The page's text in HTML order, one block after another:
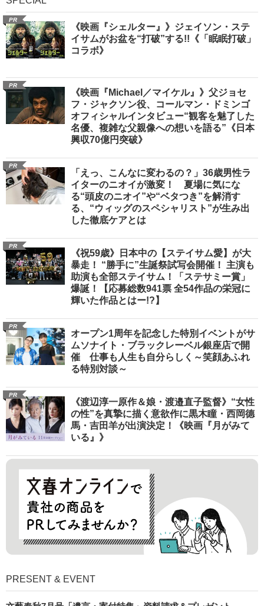
PR
《映画『シェルター』》ジェイソン・ステ
イサムがお盆を“打破”する!!《「眠眠打破」
コラボ》
PR
《映画『Michael／マイケル』》父ジョセ
フ・ジャクソン役、コールマン・ドミンゴ
オフィシャルインタビュー“観客を魅了した
名優、複雑な父親像への想いを語る”《日本
興収70億円突破》
PR
「えっ、こんなに変わるの？」36歳男性ラ
イターのニオイが激変！ 夏場に気にな
る“頭皮のニオイ”や“ベタつき”を解消す
る、“ウィッグのスペシャリスト”が生み出
した徹底ケアとは
PR
《祝59歳》日本中の【ステイサム愛】が大
暴走！ “勝手に”生誕祭試写会開催！ 主演も
助演も全部ステイサム！「ステサミー賞」
爆誕！【応募総数941票 全54作品の栄冠に
輝いた作品とはー!?】
PR
オープン1周年を記念した特別イベントがサ
ムソナイト・ブラックレーベル銀座店で開
催 仕事も人生も自分らしく～笑顔あふれ
る特別対談～
PR
《渡辺淳一原作＆娘・渡邉直子監督》“女性
の性”を真摯に描く意欲作に黒木瞳・西岡德
馬・吉田羊が出演決定！《映画『月がみて
いる』》
PRESENT & EVENT